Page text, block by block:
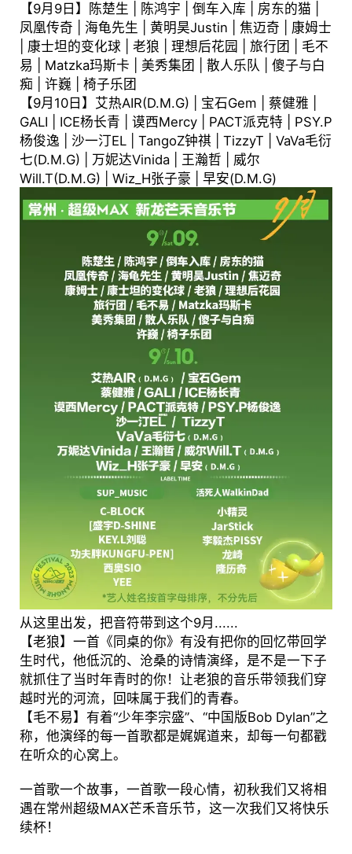
【9月9日】陈楚生 | 陈鸿宇 | 倒车入库 | 房东的猫 |
凤凰传奇 | 海龟先生 | 黄明昊Justin | 焦迈奇 | 康姆士
| 康士坦的变化球 | 老狼 | 理想后花园 | 旅行团 | 毛不
易 | Matzka玛斯卡 | 美秀集团 | 散人乐队 | 傻子与白
痴 | 许巍 | 椅子乐团
【9月10日】艾热AIR(D.M.G) | 宝石Gem | 蔡健雅 |
GALI | ICE杨长青 | 谟西Mercy | PACT派克特 | PSY.P
杨俊逸 | 沙一汀EL | TangoZ钟祺 | TizzyT | VaVa毛衍
七(D.M.G) | 万妮达Vinida | 王瀚哲 | 威尔
Will.T(D.M.G) | Wiz_H张子豪 | 早安(D.M.G)
从这里出发，把音符带到这个9月......
【老狼】一首《同桌的你》有没有把你的回忆带回学
生时代，他低沉的、沧桑的诗情演绎，是不是一下子
就抓住了当时年青时的你！让老狼的音乐带领我们穿
越时光的河流，回味属于我们的青春。
【毛不易】有着“少年李宗盛”、“中国版Bob Dylan”之
称，他演绎的每一首歌都是娓娓道来，却每一句都戳
在听众的心窝上。
一首歌一个故事，一首歌一段心情，初秋我们又将相
遇在常州超级MAX芒禾音乐节，这一次我们又将快乐
续杯！